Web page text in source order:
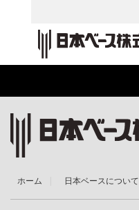
ホーム 日本ベースについて